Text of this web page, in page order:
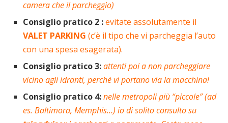
camera che il parcheggio)
Consiglio pratico 2 :evitate assolutamente il
VALET PARKING (c’è il tipo che vi parcheggia l’auto
con una spesa esagerata).
Consiglio pratico 3:attenti poi a non parcheggiare
vicino agli idranti, perché vi portano via la macchina!
Consiglio pratico 4:nelle metropoli più “piccole” (ad
es. Baltimora, Memphis…) io di solito consulto su